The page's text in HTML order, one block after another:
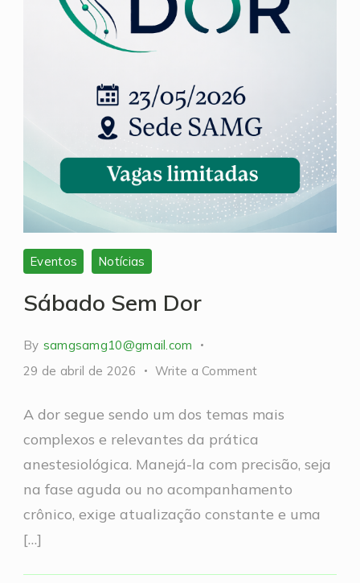
Eventos Notícias
Sábado Sem Dor
By samgsamg10@gmail.com
29 de abril de 2026
Write a Commenton
Sem
Dor
A dor segue sendo um dos temas mais
complexos e relevantes da prática
anestesiológica. Manejá-la com precisão, seja
na fase aguda ou no acompanhamento
crônico, exige atualização constante e uma
[…]